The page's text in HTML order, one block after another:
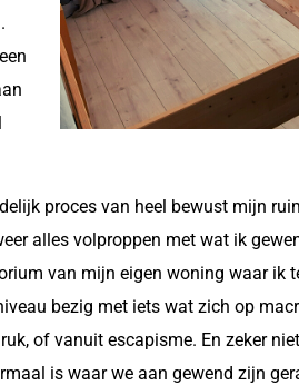
proces van heel bewust mijn
alles volproppen met wat ik
van mijn eigen woning waar ik
bezig met iets wat zich op
of vanuit escapisme. En zeker
is waar we aan gewend zijn